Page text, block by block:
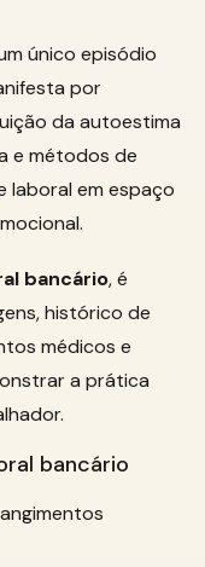
único episódio
por
da autoestima
e métodos de
laboral em espaço
bancário, é
histórico de
médicos e
a prática
bancário